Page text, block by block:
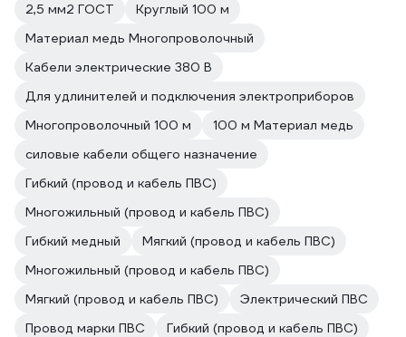
2,5 мм2 ГОСТ
Круглый 100 м
Материал медь Многопроволочный
Кабели электрические 380 В
Для удлинителей и подключения электроприборов
Многопроволочный 100 м
100 м Материал медь
силовые кабели общего назначение
Гибкий (провод и кабель ПВС)
Многожильный (провод и кабель ПВС)
Гибкий медный
Мягкий (провод и кабель ПВС)
Многожильный (провод и кабель ПВС)
Мягкий (провод и кабель ПВС)
Электрический ПВС
Провод марки ПВС
Гибкий (провод и кабель ПВС)